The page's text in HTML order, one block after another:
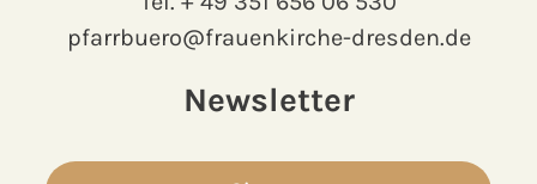
pfarrbuero@frauenkirche-dresden.de
Newsletter